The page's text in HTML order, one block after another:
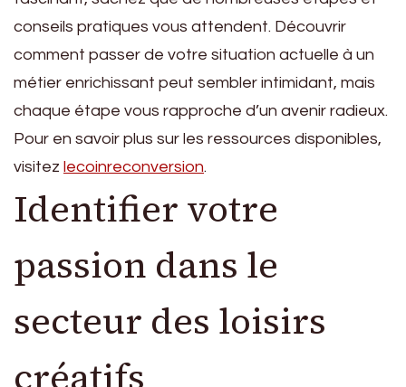
conseils pratiques vous attendent. Découvrir
comment passer de votre situation actuelle à un
métier enrichissant peut sembler intimidant, mais
chaque étape vous rapproche d’un avenir radieux.
Pour en savoir plus sur les ressources disponibles,
visitez lecoinreconversion.
Identifier votre
passion dans le
secteur des loisirs